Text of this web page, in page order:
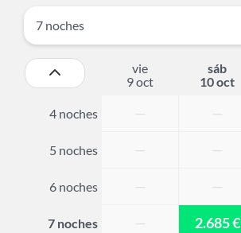
vie
9 oct
sáb
10 oct
4 noches — —
5 noches — —
6 noches — —
7 noches — 2.685 €